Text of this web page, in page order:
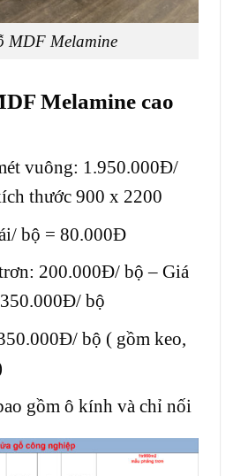
MDF Melamine
Melamine cao
vuông: 1.950.000Đ/
thước 900 x 2200
bộ = 80.000Đ
200.000Đ/ bộ – Giá
bộ
bộ ( gồm keo,
gồm ô kính và chỉ nối